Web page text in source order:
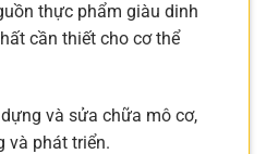
thực phẩm giàu dinh
cần thiết cho cơ thể
và sửa chữa mô cơ,
và phát triển.